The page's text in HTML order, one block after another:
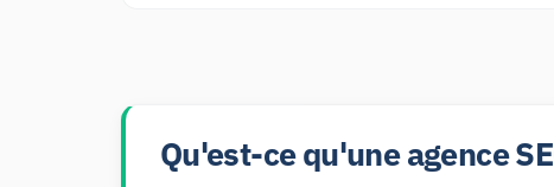
Qu'est-ce qu'une agence